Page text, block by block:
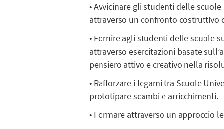
• Avvicinare gli studenti delle
attraverso un confronto costruttivo
• Fornire agli studenti delle scuole
attraverso esercitazioni basate
pensiero attivo e creativo nella
• Rafforzare i legami tra Scuole
prototipare scambi e arricchimenti.
• Formare attraverso un approccio